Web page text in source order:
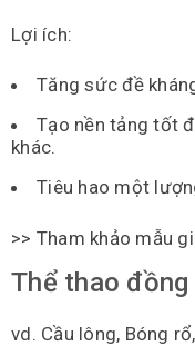
Lợi ích:
Tăng sức đề
Tạo nền tảng tốt
khác.
Tiêu hao một
>> Tham khảo mẫu
Thể thao
vd. Cầu lông, Bóng